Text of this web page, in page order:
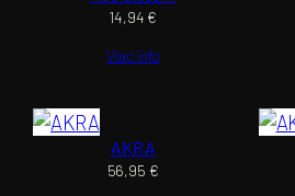
14,94 €
Viac info
AKRA
56,95 €